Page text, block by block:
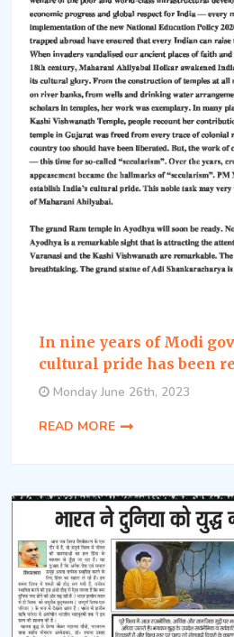
In nine years of Modi
cultural pride has been
Monday June 26th, 2023
READ MORE